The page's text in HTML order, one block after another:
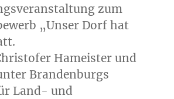
zum
„Unser Dorf hat
Hameister und
Brandenburgs
Land- und